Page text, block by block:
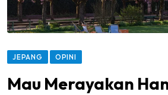
JEPANG OPINI
Mau Merayakan